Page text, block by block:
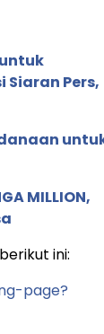
Pers,
MILLION,
ini:
page?